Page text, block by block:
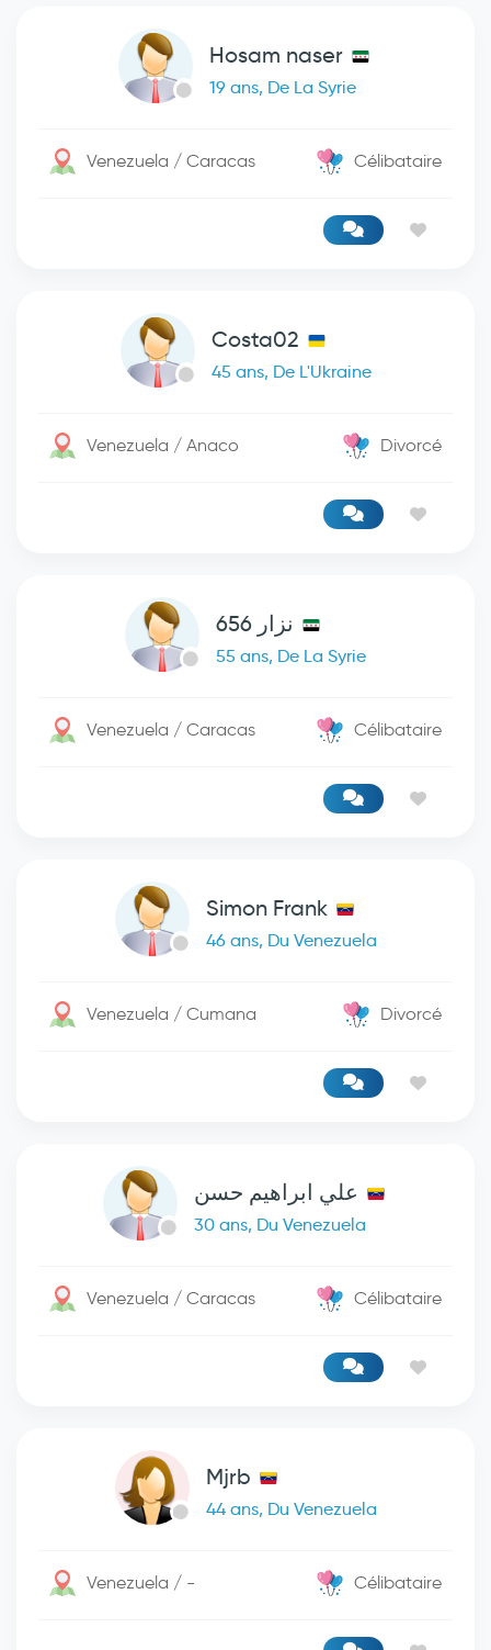
Hosam naser
19 ans, De La Syrie
Venezuela / Caracas Célibataire
Costa02
45 ans, De L'Ukraine
Venezuela / Anaco Divorcé
نزار 656
55 ans, De La Syrie
Venezuela / Caracas Célibataire
Simon Frank
46 ans, Du Venezuela
Venezuela / Cumana Divorcé
علي ابراهيم حسن
30 ans, Du Venezuela
Venezuela / Caracas Célibataire
Mjrb
44 ans, Du Venezuela
Venezuela / - Célibataire